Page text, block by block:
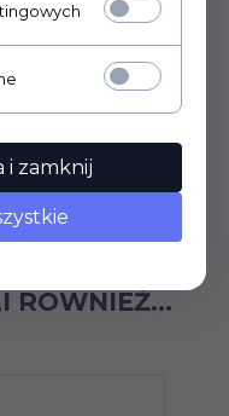
200 ml
hurtową.
RÓWNIEŻ...
i zamknij